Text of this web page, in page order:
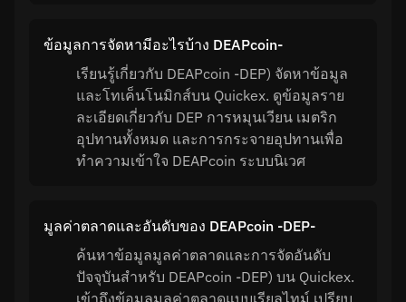
ข้อมูลการจัดหามีอะไรบ้าง DEAPcoin-
เรียนรู้เกี่ยวกับ DEAPcoin -DEP) จัดหาข้อมูล
และโทเค็นโนมิกส์บน Quickex. ดูข้อมูลราย
ละเอียดเกี่ยวกับ DEP การหมุนเวียน เมตริก
อุปทานทั้งหมด และการกระจายอุปทานเพื่อ
ทำความเข้าใจ DEAPcoin ระบบนิเวศ
มูลค่าตลาดและอันดับของ DEAPcoin -DEP-
ค้นหาข้อมูลมูลค่าตลาดและการจัดอันดับ
ปัจจุบันสำหรับ DEAPcoin -DEP) บน Quickex.
เข้าถึงข้อมูลมูลค่าตลาดแบบเรียลไทม์ เปรียบ